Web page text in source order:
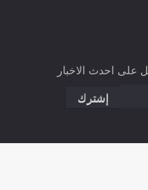
على احدث الاخبار